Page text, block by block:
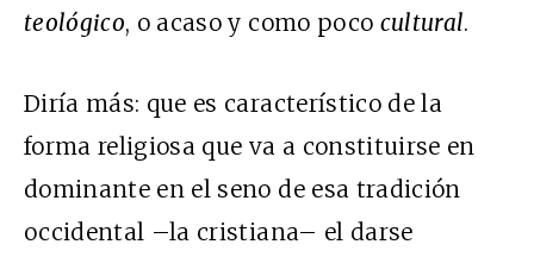
teológico, o acaso y como poco cultural.
Diría más: que es característico de la
forma religiosa que va a constituirse en
dominante en el seno de esa tradición
occidental –la cristiana– el darse